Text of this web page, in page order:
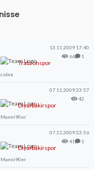
13.11.2009 17:40
66
1
Trabzonspor
cubra
07.11.2009 23:57
42
Diyarbakirspor
Manni90er
07.11.2009 23:56
41
1
Diyarbakirspor
Manni90er